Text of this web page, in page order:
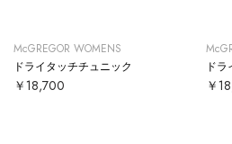
McGREGOR WOMENS
ドライタッチチュニック
￥18,700
ド
￥